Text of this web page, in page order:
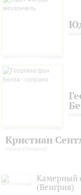
Кристиан
тенор (Венгрия)
Камерный
(Венгрия)